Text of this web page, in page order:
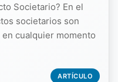
Societario? En el
societarios son
cualquier momento
ARTÍCULO